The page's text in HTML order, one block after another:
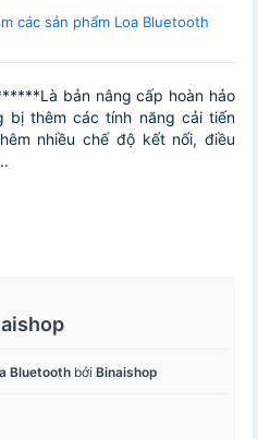
các sản phẩm Loa Bluetooth
bản nâng cấp hoàn hảo
bị thêm các tính năng cải tiến
nhiều chế độ kết nối, điều
Bluetooth bởi Binaishop